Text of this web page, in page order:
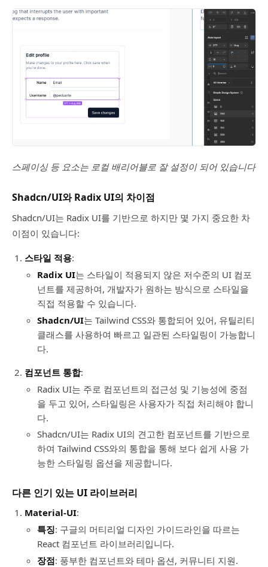
스페이싱 등 요소는 로컬 배리어블로 잘 설정이 되어 있습니다
Shadcn/UI와 Radix UI의 차이점
Shadcn/UI는 Radix UI를 기반으로 하지만 몇 가지 중요한 차
이점이 있습니다:
스타일 적용:
Radix UI는 스타일이 적용되지 않은 저수준의 UI 컴포
넌트를 제공하여, 개발자가 원하는 방식으로 스타일을
직접 적용할 수 있습니다.
Shadcn/UI는 Tailwind CSS와 통합되어 있어, 유틸리티
클래스를 사용하여 빠르고 일관된 스타일링이 가능합니
다.
컴포넌트 통합:
Radix UI는 주로 컴포넌트의 접근성 및 기능성에 중점
을 두고 있어, 스타일링은 사용자가 직접 처리해야 합니
다.
Shadcn/UI는 Radix UI의 견고한 컴포넌트를 기반으로
하여 Tailwind CSS와의 통합을 통해 보다 쉽게 사용 가
능한 스타일링 옵션을 제공합니다.
다른 인기 있는 UI 라이브러리
Material-UI:
특징: 구글의 머티리얼 디자인 가이드라인을 따르는
React 컴포넌트 라이브러리입니다.
장점: 풍부한 컴포넌트와 테마 옵션, 커뮤니티 지원.